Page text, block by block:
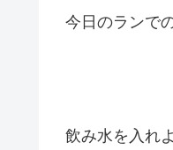
今日のランで
飲み水を入れ